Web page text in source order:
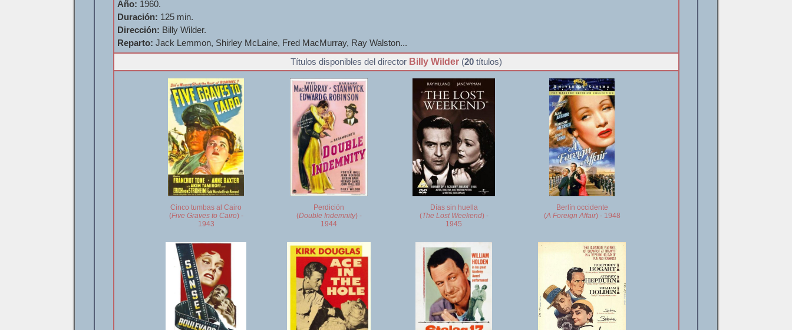
Año: 1960.
Duración: 125 min.
Dirección: Billy Wilder.
Reparto: Jack Lemmon, Shirley McLaine, Fred MacMurray, Ray Walston...
Títulos disponibles del director Billy Wilder (20 títulos)
Cinco tumbas al Cairo
(Five Graves to Cairo) -
1943
Perdición
(Double Indemnity) -
1944
Días sin huella
(The Lost Weekend) -
1945
Berlín occidente
(A Foreign Affair) - 1948